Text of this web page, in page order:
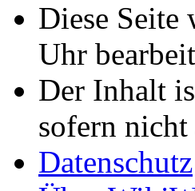
Diese Seite
Uhr
Der Inhalt
sofern nicht
Datenschutz